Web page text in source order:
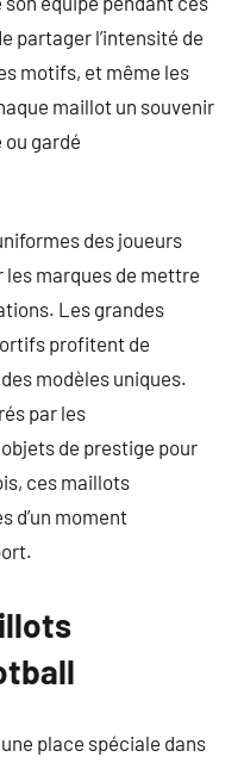
partager l’intensité de
motifs, et même les
maillot un souvenir
gardé
des joueurs
les marques de mettre
Les grandes
profitent de
modèles uniques.
par les
de prestige pour
ces maillots
d’un moment
place spéciale dans